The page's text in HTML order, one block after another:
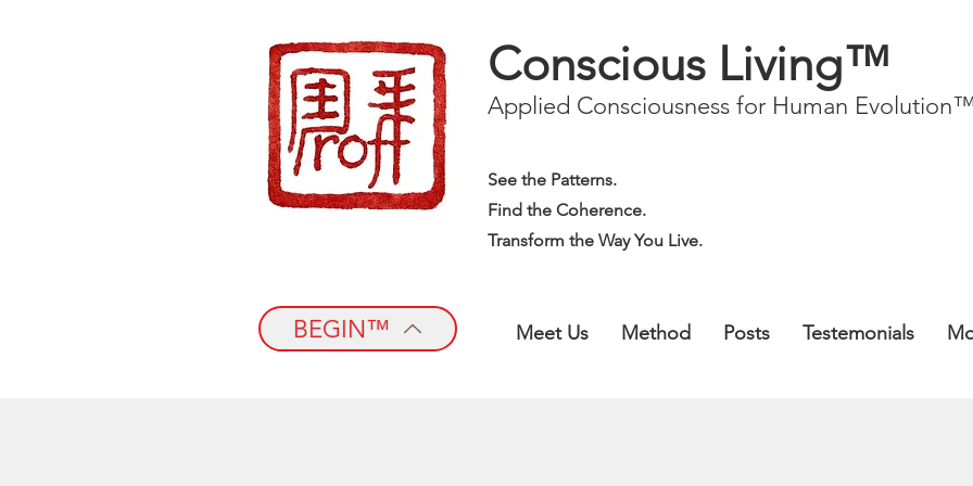
Conscious Living™
Applied Consciousness for Human
See the Patterns.
Find the Coherence.
Transform the Way You Live.
BEGIN™ Meet Us Method Posts Testemonials